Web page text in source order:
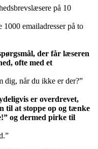
på 10
1000 emailadresser på to
der får læseren
ofte med et
dig, når du ikke er der?”
er overdrevet,
til at stoppe op og tænke
og dermed pirke til